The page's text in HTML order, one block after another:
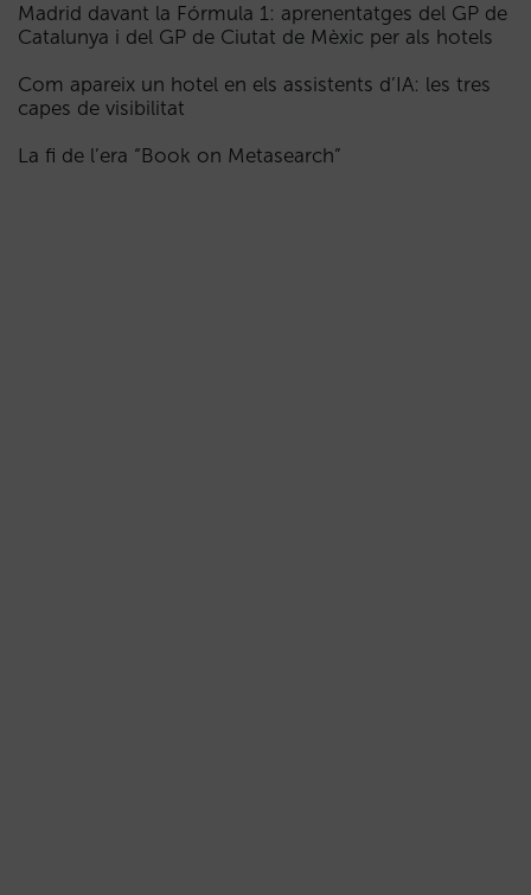
Madrid davant la Fórmula 1: aprenentatges del GP de
Catalunya i del GP de Ciutat de Mèxic per als hotels
Com apareix un hotel en els assistents d’IA: les tres
capes de visibilitat
La fi de l’era “Book on Metasearch”